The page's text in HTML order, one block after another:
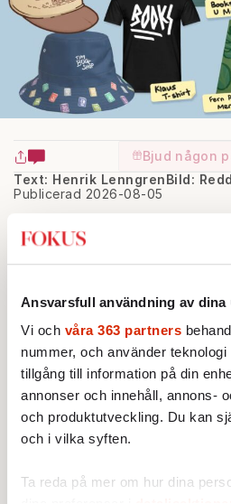
Ansvarsfull användning av
Vi och våra 363 partners
nummer, och använder
tillgång till information på din
annonser och innehåll, annons-
och produktutveckling. Du kan
och i vilka syften.
Ta reda på mer om hur dina
Bjud någon
Text: Henrik Lenngren
Publicerad 2026-08-05
Bild:
I vintras skrev
som en egen
Joan Didion-citat och
romantitlar har blivit
Miu Miu driver egna
delar ut romaner som en
kampanjbyggnad, och
amerikanska Climax och
båda konceptbutiker
modet än traditionella